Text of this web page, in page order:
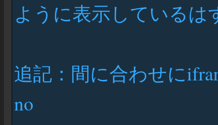
ように表示しているは
追記：間に合わせに
no